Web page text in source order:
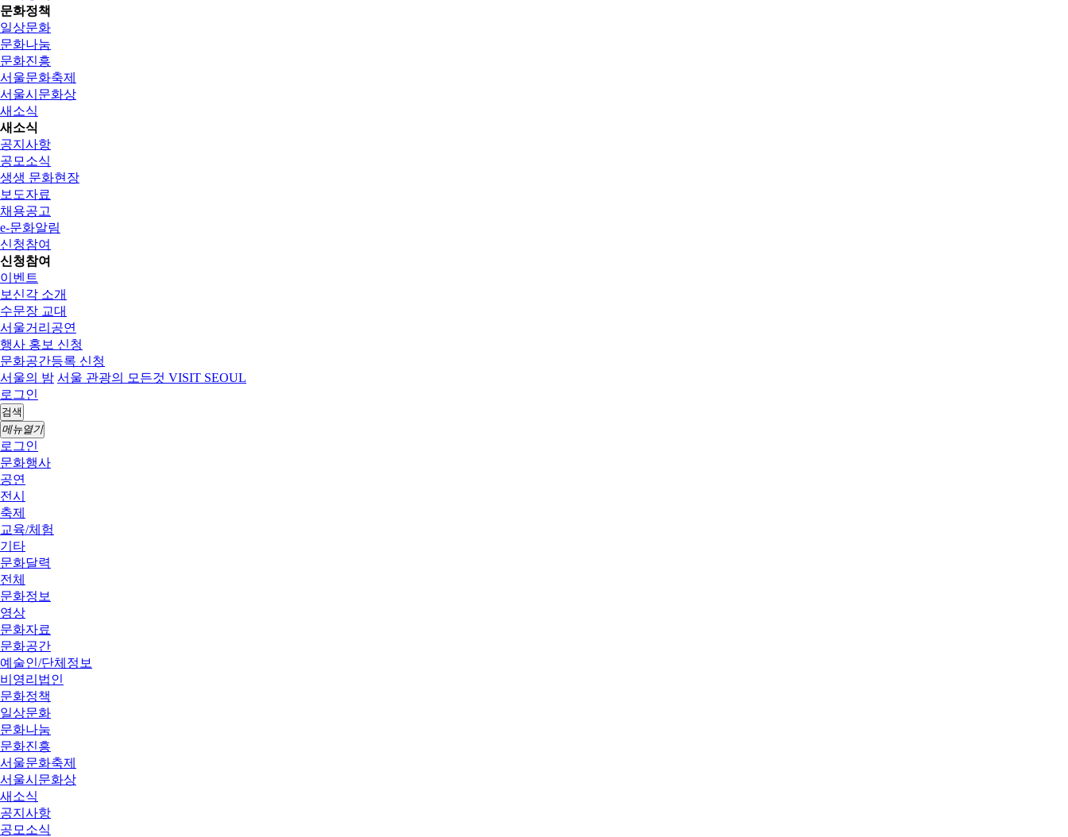
문화정책
일상문화
문화나눔
문화진흥
서울문화축제
서울시문화상
새소식
새소식
공지사항
공모소식
생생 문화현장
보도자료
채용공고
e-문화알림
신청참여
신청참여
이벤트
보신각 소개
수문장 교대
서울거리공연
행사 홍보 신청
문화공간등록 신청
서울의 밤 서울 관광의 모든것 VISIT SEOUL
로그인
검색
메뉴열기
로그인
문화행사
공연
전시
축제
교육/체험
기타
문화달력
전체
문화정보
영상
문화자료
문화공간
예술인/단체정보
비영리법인
문화정책
일상문화
문화나눔
문화진흥
서울문화축제
서울시문화상
새소식
공지사항
공모소식